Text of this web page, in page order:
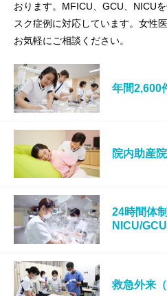
おります。MFICU、GCU、NICU
スク症例に対応しています。女性
お気軽にご相談ください。
年間2,600
院内助産
24時間体
NICU/
救急外来